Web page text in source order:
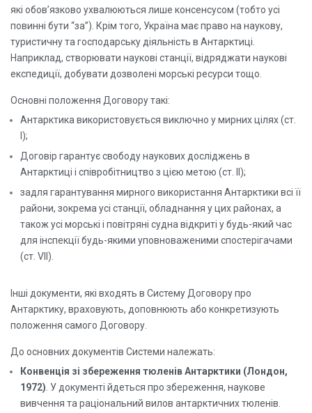
які обов’язково ухвалюються лише консенсусом (тобто усі
повинні бути “за”). Крім того, Україна має право на наукову,
туристичну та господарську діяльність в Антарктиці.
Наприклад, створювати наукові станції, відряджати наукові
експедиції, добувати дозволені морські ресурси тощо.
Основні положення Договору такі:
Антарктика використовується виключно у мирних цілях (ст.
I);
Договір гарантує свободу наукових досліджень в
Антарктиці і співробітництво з цією метою (ст. II);
задля гарантування мирного використання Антарктики всі її
райони, зокрема усі станції, обладнання у цих районах, а
також усі морські і повітряні судна відкриті у будь-який час
для інспекції будь-якими уповноваженими спостерігачами
(ст. VII).
Інші документи, які входять в Систему Договору про
Антарктику, враховують, доповнюють або конкретизують
положення самого Договору.
До основних документів Системи належать:
Конвенція зі збереження тюленів Антарктики (Лондон,
1972) . У документі йдеться про збереження, наукове
вивчення та раціональний вилов антарктичних тюленів.